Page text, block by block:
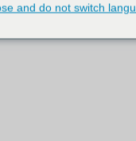
and do not switch